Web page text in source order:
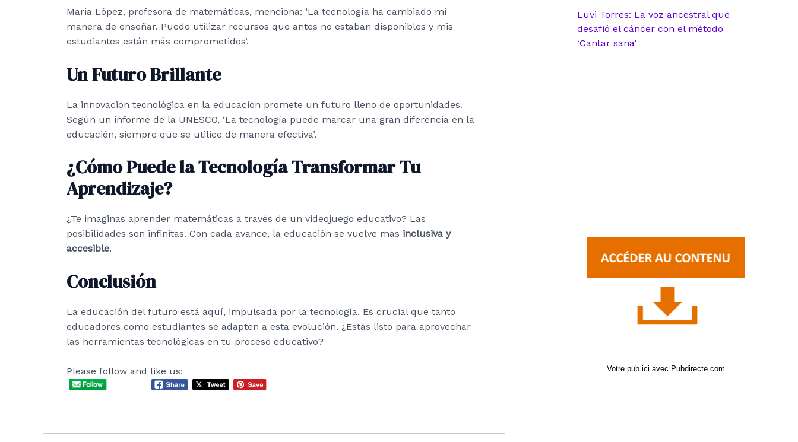
Maria López, profesora de matemáticas, menciona: ‘La tecnología ha cambiado mi
manera de enseñar. Puedo utilizar recursos que antes no estaban disponibles y mis
estudiantes están más comprometidos’.
Un Futuro Brillante
La innovación tecnológica en la educación promete un futuro lleno de oportunidades.
Según un informe de la UNESCO, ‘La tecnología puede marcar una gran diferencia en la
educación, siempre que se utilice de manera efectiva’.
¿Cómo Puede la Tecnología Transformar Tu
Aprendizaje?
¿Te imaginas aprender matemáticas a través de un videojuego educativo? Las
posibilidades son infinitas. Con cada avance, la educación se vuelve más inclusiva y
accesible.
Conclusión
La educación del futuro está aquí, impulsada por la tecnología. Es crucial que tanto
educadores como estudiantes se adapten a esta evolución. ¿Estás listo para aprovechar
las herramientas tecnológicas en tu proceso educativo?
Please follow and like us:
Luvi Torres: La voz ancestral que
desafió el cáncer con el método
‘Cantar sana’
Votre pub ici avec Pubdirecte.com